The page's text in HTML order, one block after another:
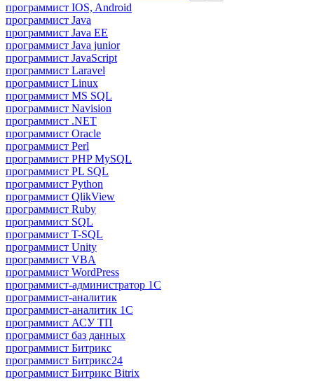
программист IOS, Android
программист Java
программист Java EE
программист Java junior
программист JavaScript
программист Laravel
программист Linux
программист MS SQL
программист Navision
программист .NET
программист Oracle
программист Perl
программист PHP MySQL
программист PL SQL
программист Python
программист QlikView
программист Ruby
программист SQL
программист T-SQL
программист Unity
программист VBA
программист WordPress
программист-администратор 1С
программист-аналитик
программист-аналитик 1С
программист АСУ ТП
программист баз данных
программист Битрикс
программист Битрикс24
программист Битрикс Bitrix